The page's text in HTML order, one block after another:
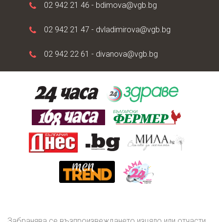
02 942 21 46 - bdimova@vgb.bg
02 942 21 47 - dvladimirova@vgb.bg
02 942 22 61 - divanova@vgb.bg